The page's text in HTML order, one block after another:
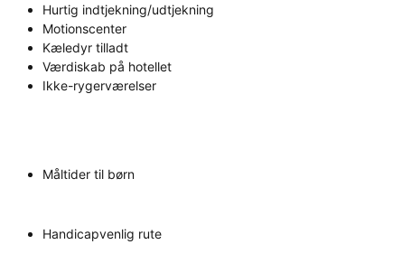
Hurtig indtjekning/udtjekning
Motionscenter
Kæledyr tilladt
Værdiskab på hotellet
Ikke-rygerværelser
Måltider til børn
Handicapvenlig rute